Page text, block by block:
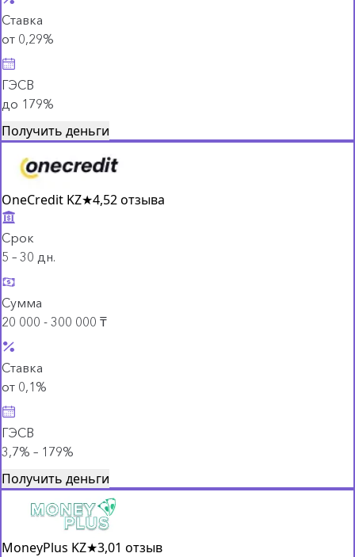
Ставка
от 0,29%
ГЭСВ
до 179%
Получить деньги
OneCredit KZ★4,52 отзыва
Срок
5 – 30 дн.
Сумма
20 000 - 300 000 ₸
Ставка
от 0,1%
ГЭСВ
3,7% – 179%
Получить деньги
MoneyPlus KZ★3,01 отзыв